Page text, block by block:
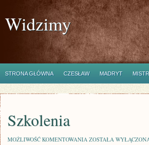
Widzimy
STRONA GŁÓWNA CZESŁAW MADRYT
Szkolenia
MOŻLIWOŚĆ KOMENTOWANIA SZKOLENIA
ZOSTAŁA